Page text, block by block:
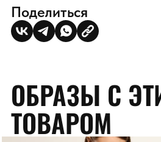
Поделиться
ОБРАЗЫ С
ТОВАРОМ